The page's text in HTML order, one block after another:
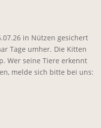
in Nützen gesichert
Tage umher. Die Kitten
Wer seine Tiere erkennt
melde sich bitte bei uns: